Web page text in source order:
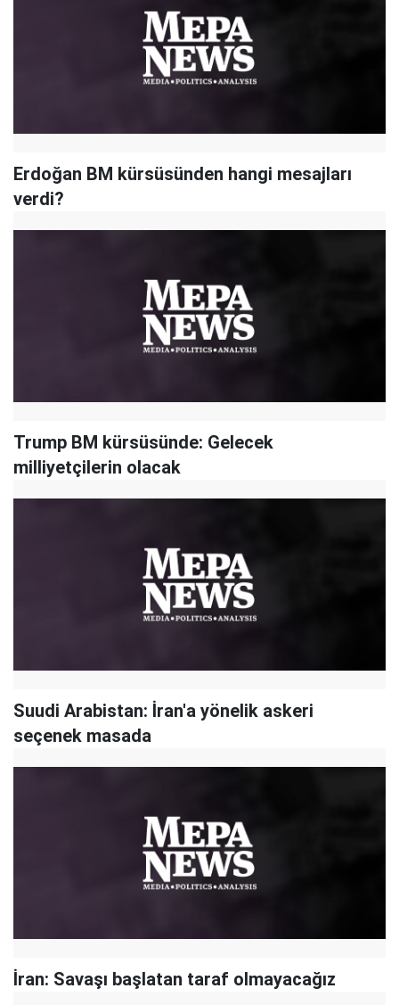
Erdoğan BM kürsüsünden hangi mesajları
verdi?
Trump BM kürsüsünde: Gelecek
milliyetçilerin olacak
Suudi Arabistan: İran'a yönelik askeri
seçenek masada
İran: Savaşı başlatan taraf olmayacağız